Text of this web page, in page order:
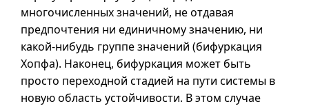
многочисленных значений, не отдавая
предпочтения ни единичному значению, ни
какой-нибудь группе значений (бифуркация
Хопфа). Наконец, бифуркация может быть
просто переходной стадией на пути системы в
новую область устойчивости. В этом случае